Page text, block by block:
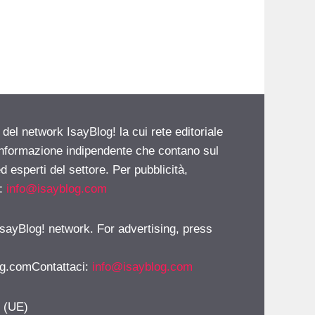
network IsayBlog! la cui rete editoriale
indipendente che contano sul
esperti del settore. Per pubblicità,
info@isayblog.com
network. For advertising, press
: info@isayblog.com
(UE)